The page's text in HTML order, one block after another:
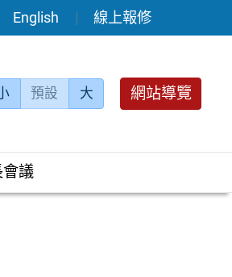
English 線上報修
預設 大 網站導覽
議